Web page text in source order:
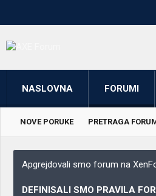
NASLOVNA FORUMI
NOVE PORUKE PRETRAGA
Apgrejdovali smo forum na
DEFINISALI SMO PRAVILA